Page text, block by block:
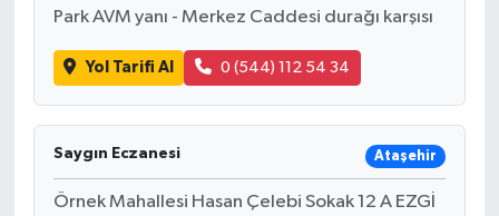
Park AVM yanı - Merkez Caddesi durağı karşısı
Yol Tarifi Al 0 (544) 112 54 34
Saygın Eczanesi Ataşehir
Örnek Mahallesi Hasan Çelebi Sokak 12 A EZGİ